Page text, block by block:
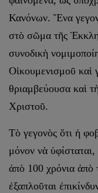
Κανόνων. Ἕνα
στὸ σῶμα τῆς
συνοδικὴ
Οἰκουμενισμοῦ καὶ
θριαμβεύουσα καὶ
Χριστοῦ.
Τὸ γεγονὸς ὅτι ἡ
μόνον νὰ
ἀπὸ 100 χρόνια ἀπὸ
ἐξαπλοῦται